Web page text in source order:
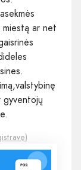
ar net
gyventojų
)